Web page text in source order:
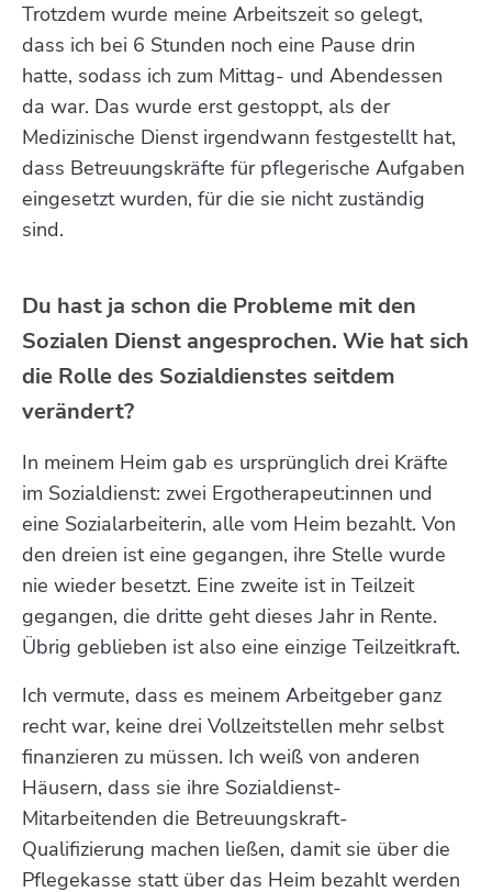
Trotzdem wurde meine Arbeitszeit so gelegt,
dass ich bei 6 Stunden noch eine Pause drin
hatte, sodass ich zum Mittag- und Abendessen
da war. Das wurde erst gestoppt, als der
Medizinische Dienst irgendwann festgestellt hat,
dass Betreuungskräfte für pflegerische Aufgaben
eingesetzt wurden, für die sie nicht zuständig
sind.
Du hast ja schon die Probleme mit den
Sozialen Dienst angesprochen. Wie hat sich
die Rolle des Sozialdienstes seitdem
verändert?
In meinem Heim gab es ursprünglich drei Kräfte
im Sozialdienst: zwei Ergotherapeut:innen und
eine Sozialarbeiterin, alle vom Heim bezahlt. Von
den dreien ist eine gegangen, ihre Stelle wurde
nie wieder besetzt. Eine zweite ist in Teilzeit
gegangen, die dritte geht dieses Jahr in Rente.
Übrig geblieben ist also eine einzige Teilzeitkraft.
Ich vermute, dass es meinem Arbeitgeber ganz
recht war, keine drei Vollzeitstellen mehr selbst
finanzieren zu müssen. Ich weiß von anderen
Häusern, dass sie ihre Sozialdienst-
Mitarbeitenden die Betreuungskraft-
Qualifizierung machen ließen, damit sie über die
Pflegekasse statt über das Heim bezahlt werden